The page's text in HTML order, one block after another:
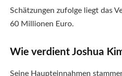
Schätzungen zufolge liegt das
60 Millionen Euro.
Wie verdient Joshua
Seine Haupteinnahmen